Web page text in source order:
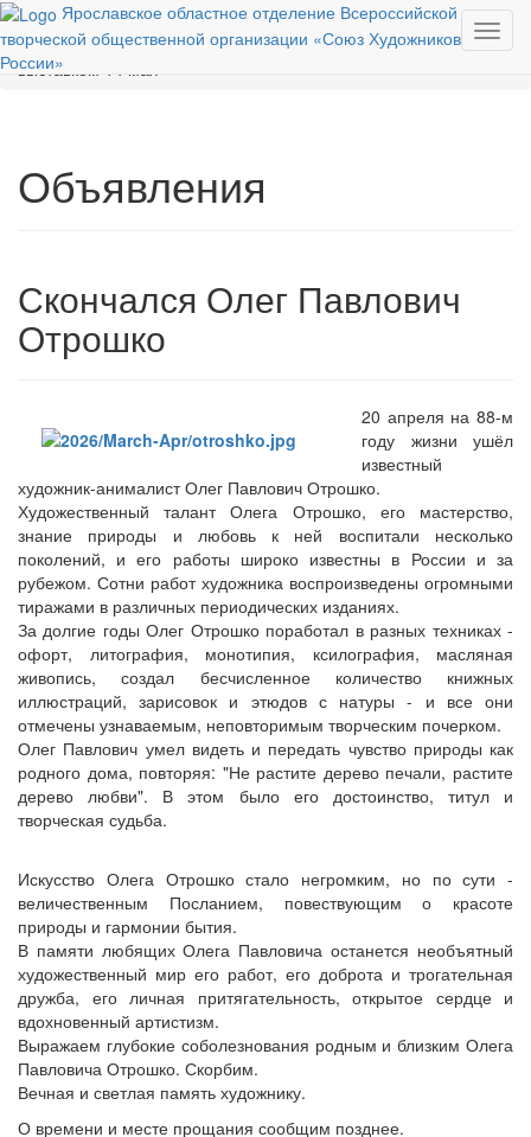
Ярославское областное отделение Всероссийской
творческой общественной организации «Союз Художников
России»
Вы здесь:Главная События Объявления Областной
выставком 14 мая
Объявления
Скончался Олег Павлович
Отрошко
20 апреля на 88-м
году жизни ушёл
известный
художник-анималист Олег Павлович Отрошко.
Художественный талант Олега Отрошко, его мастерство,
знание природы и любовь к ней воспитали несколько
поколений, и его работы широко известны в России и за
рубежом. Сотни работ художника воспроизведены огромными
тиражами в различных периодических изданиях.
За долгие годы Олег Отрошко поработал в разных техниках -
офорт, литография, монотипия, ксилография, масляная
живопись, создал бесчисленное количество книжных
иллюстраций, зарисовок и этюдов с натуры - и все они
отмечены узнаваемым, неповторимым творческим почерком.
Олег Павлович умел видеть и передать чувство природы как
родного дома, повторяя: "Не растите дерево печали, растите
дерево любви". В этом было его достоинство, титул и
творческая судьба.
Искусство Олега Отрошко стало негромким, но по сути -
величественным Посланием, повествующим о красоте
природы и гармонии бытия.
В памяти любящих Олега Павловича останется необъятный
художественный мир его работ, его доброта и трогательная
дружба, его личная притягательность, открытое сердце и
вдохновенный артистизм.
Выражаем глубокие соболезнования родным и близким Олега
Павловича Отрошко. Скорбим.
Вечная и светлая память художнику.
О времени и месте прощания сообщим позднее.